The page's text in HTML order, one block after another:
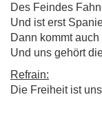
Des Feindes
Und ist erst
Dann kommt
Und uns gehört
Refrain:
Die Freiheit ist